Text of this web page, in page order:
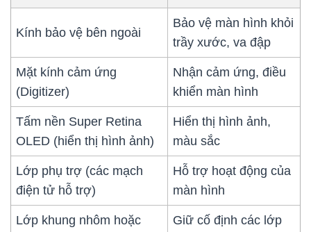
Kính bảo vệ bên ngoài
Bảo vệ màn hình khỏi
trầy xước, va đập
Mặt kính cảm ứng
(Digitizer)
Nhận cảm ứng, điều
khiển màn hình
Tấm nền Super Retina
OLED (hiển thị hình ảnh)
Hiển thị hình ảnh,
màu sắc
Lớp phụ trợ (các mạch
điện tử hỗ trợ)
Hỗ trợ hoạt động của
màn hình
Lớp khung nhôm hoặc
Giữ cố định các lớp